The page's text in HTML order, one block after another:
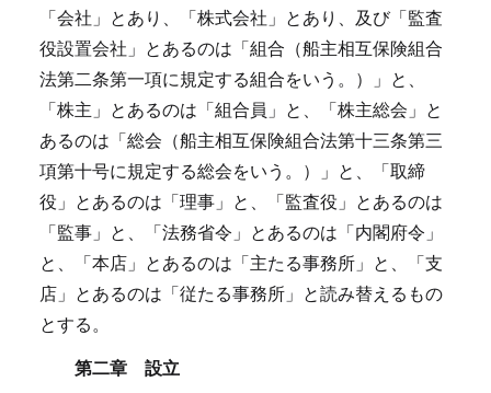
「会社」とあり、「株式会社」とあり、及び「監査
役設置会社」とあるのは「組合（船主相互保険組合
法第二条第一項に規定する組合をいう。）」と、
「株主」とあるのは「組合員」と、「株主総会」と
あるのは「総会（船主相互保険組合法第十三条第三
項第十号に規定する総会をいう。）」と、「取締
役」とあるのは「理事」と、「監査役」とあるのは
「監事」と、「法務省令」とあるのは「内閣府令」
と、「本店」とあるのは「主たる事務所」と、「支
店」とあるのは「従たる事務所」と読み替えるもの
とする。
第二章 設立